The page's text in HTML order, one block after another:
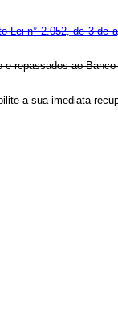
Lei n° 2.052, de 3 de
repassados ao
a sua imediata